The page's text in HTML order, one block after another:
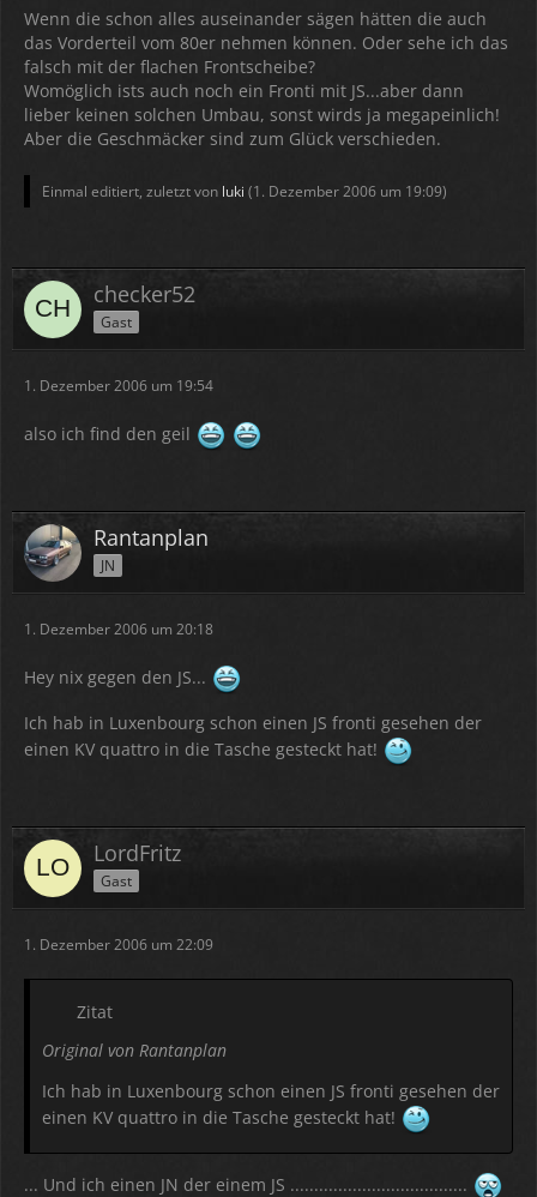
Wenn die schon alles auseinander sägen hätten die auch
das Vorderteil vom 80er nehmen können. Oder sehe ich das
falsch mit der flachen Frontscheibe?
Womöglich ists auch noch ein Fronti mit JS...aber dann
lieber keinen solchen Umbau, sonst wirds ja megapeinlich!
Aber die Geschmäcker sind zum Glück verschieden.
Einmal editiert, zuletzt von luki (1. Dezember 2006 um 19:09)
checker52
Gast
1. Dezember 2006 um 19:54
also ich find den geil
Rantanplan
JN
1. Dezember 2006 um 20:18
Hey nix gegen den JS...
Ich hab in Luxenbourg schon einen JS fronti gesehen der
einen KV quattro in die Tasche gesteckt hat!
LordFritz
Gast
1. Dezember 2006 um 22:09
Zitat
Original von Rantanplan
Ich hab in Luxenbourg schon einen JS fronti gesehen der
einen KV quattro in die Tasche gesteckt hat!
... Und ich einen JN der einem JS .....................................